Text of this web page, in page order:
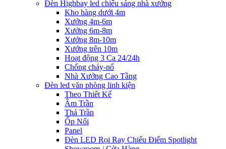
Đèn Highbay led chiếu sáng nhà xưởng
Kho hàng dưới 4m
Xưởng 4m-6m
Xưởng 6m-8m
Xưởng 8m-10m
Xưởng trên 10m
Hoạt động 3 Ca 24/24h
Chống cháy-nổ
Nhà Xưởng Cao Tầng
Đèn led văn phòng linh kiện
Theo Thiết Kế
Âm Trần
Thả Trần
Ốp Nổi
Panel
Đèn LED Rọi Ray Chiếu Điểm Spotlight